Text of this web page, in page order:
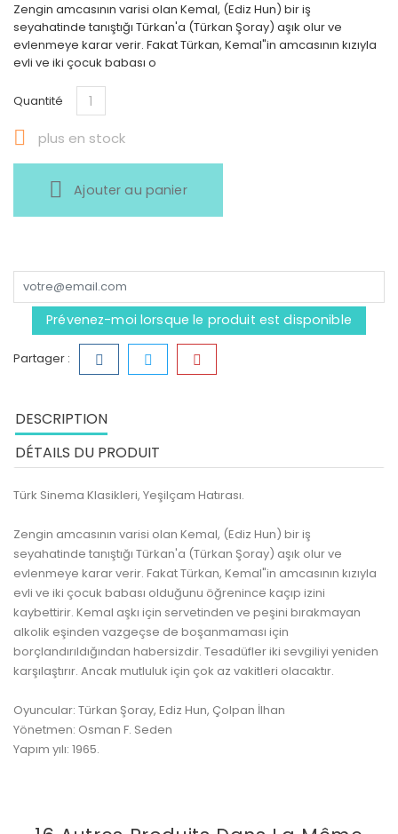
Zengin amcasının varisi olan Kemal, (Ediz Hun) bir iş
seyahatinde tanıştığı Türkan'a (Türkan Şoray) aşık olur ve
evlenmeye karar verir. Fakat Türkan, Kemal"in amcasının kızıyla
evli ve iki çocuk babası o
Quantité
 plus en stock
Ajouter au panier
Prévenez-moi lorsque le produit est disponible
Partager :
DESCRIPTION
DÉTAILS DU PRODUIT
Türk Sinema Klasikleri, Yeşilçam Hatırası.
Zengin amcasının varisi olan Kemal, (Ediz Hun) bir iş
seyahatinde tanıştığı Türkan'a (Türkan Şoray) aşık olur ve
evlenmeye karar verir. Fakat Türkan, Kemal"in amcasının kızıyla
evli ve iki çocuk babası olduğunu öğrenince kaçıp izini
kaybettirir. Kemal aşkı için servetinden ve peşini bırakmayan
alkolik eşinden vazgeçse de boşanmaması için
borçlandırıldığından habersizdir. Tesadüfler iki sevgiliyi yeniden
karşılaştırır. Ancak mutluluk için çok az vakitleri olacaktır.
Oyuncular: Türkan Şoray, Ediz Hun, Çolpan İlhan
Yönetmen: Osman F. Seden
Yapım yılı: 1965.